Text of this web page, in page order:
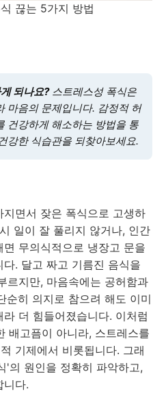
끊는 5가지 방법
되나요?스트레스성 폭식은
마음의 문제입니다. 감정적 허
건강하게 해소하는 방법을 통
강한 식습관을 되찾아보세요.
면서 잦은 폭식으로 고생하
일이 잘 풀리지 않거나, 인간
무의식적으로 냉장고 문을
. 달고 짜고 기름진 음식을
르지만, 마음속에는 공허함과
순히 의지로 참으려 해도 이미
더 힘들어졌습니다. 이처럼
배고픔이 아니라, 스트레스를
기제에서 비롯됩니다. 그래
'의 원인을 정확히 파악하고,
니다.